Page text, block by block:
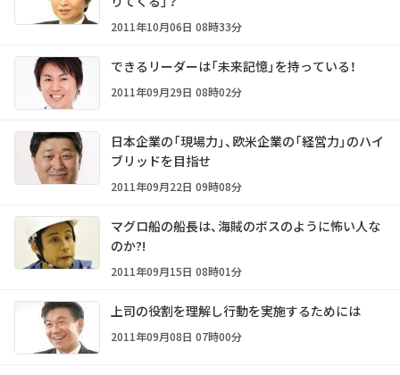
2011年10月06日 08時33分
できるリーダーは「未来記憶」を持っている！
2011年09月29日 08時02分
日本企業の「現場力」、欧米企業の「経営力」のハイ
ブリッドを目指せ
2011年09月22日 09時08分
マグロ船の船長は、海賊のボスのように怖い人な
のか?!
2011年09月15日 08時01分
上司の役割を理解し行動を実施するためには
2011年09月08日 07時00分